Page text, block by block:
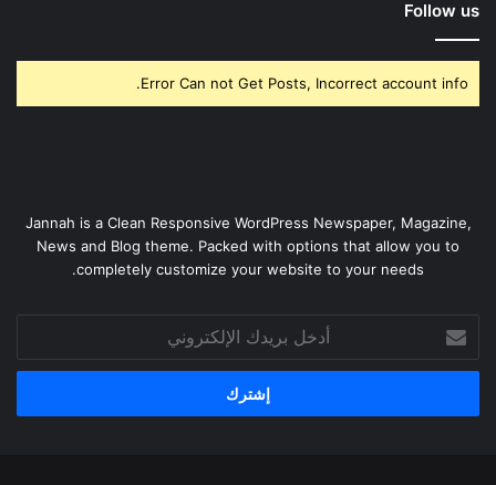
Follow us
Error Can not Get Posts, Incorrect account info.
Jannah is a Clean Responsive WordPress Newspaper, Magazine,
News and Blog theme. Packed with options that allow you to
completely customize your website to your needs.
بريدك
الإلكتروني